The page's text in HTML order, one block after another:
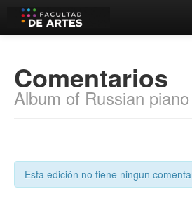
Búsqueda Avanzada
Estantes Virtuales
Contacto
Comentarios
Album of Russian
Esta edición no tiene ningun